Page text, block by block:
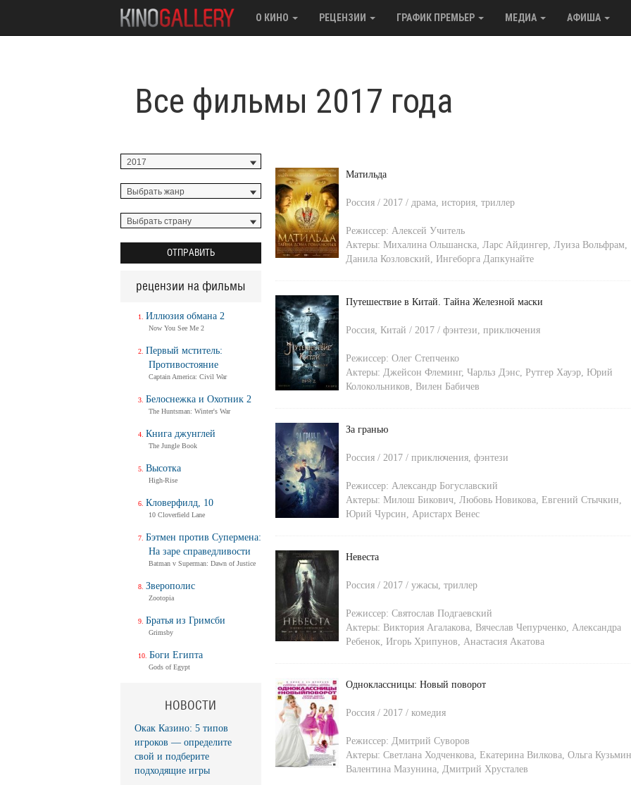
О КИНО РЕЦЕНЗИИ ГРАФИК ПРЕМЬЕР МЕДИА АФИША
Все фильмы 2017 года
рецензии на фильмы
Иллюзия обмана 2
Now You See Me 2
Первый мститель:
Противостояние
Captain America: Civil War
Белоснежка и Охотник 2
The Huntsman: Winter's War
Книга джунглей
The Jungle Book
Высотка
High-Rise
Кловерфилд, 10
10 Cloverfield Lane
Бэтмен против Супермена:
На заре справедливости
Batman v Superman: Dawn of Justice
Зверополис
Zootopia
Братья из Гримсби
Grimsby
Боги Египта
Gods of Egypt
НОВОСТИ
Окак Казино: 5 типов
игроков — определите
свой и подберите
подходящие игры
Матильда
Россия / 2017 / драма, история, триллер
Режиссер: Алексей Учитель
Актеры: Михалина Ольшанска, Ларс Айдингер, Луиза Вольфрам,
Данила Козловский, Ингеборга Дапкунайте
Путешествие в Китай. Тайна Железной маски
Россия, Китай / 2017 / фэнтези, приключения
Режиссер: Олег Степченко
Актеры: Джейсон Флеминг, Чарльз Дэнс, Рутгер Хауэр, Юрий
Колокольников, Вилен Бабичев
За гранью
Россия / 2017 / приключения, фэнтези
Режиссер: Александр Богуславский
Актеры: Милош Бикович, Любовь Новикова, Евгений Стычкин,
Юрий Чурсин, Аристарх Венес
Невеста
Россия / 2017 / ужасы, триллер
Режиссер: Святослав Подгаевский
Актеры: Виктория Агалакова, Вячеслав Чепурченко, Александра
Ребенок, Игорь Хрипунов, Анастасия Акатова
Одноклассницы: Новый поворот
Россия / 2017 / комедия
Режиссер: Дмитрий Суворов
Актеры: Светлана Ходченкова, Екатерина Вилкова, Ольга
Валентина Мазунина, Дмитрий Хрусталев